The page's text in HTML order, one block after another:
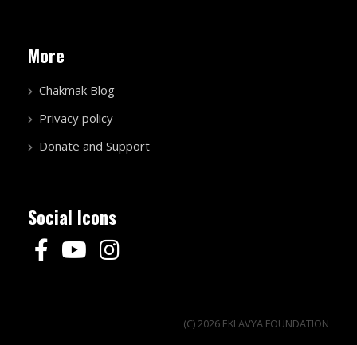
More
Chakmak Blog
Privacy policy
Donate and Support
Social Icons
(C) 2026 EKLAVYA FOUNDATION